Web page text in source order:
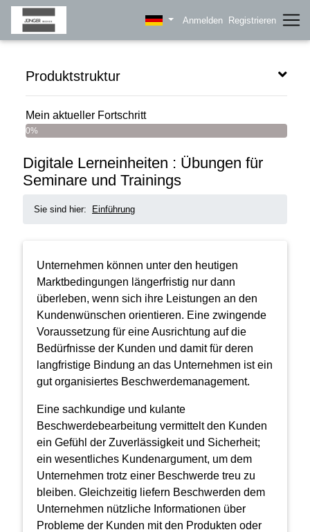
Anmelden Registrieren
Digitale Lerneinheiten : Übungen für
Seminare und Trainings
Sie sind hier: Einführung
Unternehmen können unter den heutigen
Marktbedingungen längerfristig nur dann
überleben, wenn sich ihre Leistungen an den
Kundenwünschen orientieren. Eine zwingende
Voraussetzung für eine Ausrichtung auf die
Bedürfnisse der Kunden und damit für deren
langfristige Bindung an das Unternehmen ist ein
gut organisiertes Beschwerdemanagement.
Eine sachkundige und kulante
Beschwerdebearbeitung vermittelt den Kunden
ein Gefühl der Zuverlässigkeit und Sicherheit;
ein wesentliches Kundenargument, um dem
Unternehmen trotz einer Beschwerde treu zu
bleiben. Gleichzeitig liefern Beschwerden dem
Unternehmen nützliche Informationen über
Probleme der Kunden mit den Produkten oder
Produktstruktur
Mein aktueller Fortschritt
0%